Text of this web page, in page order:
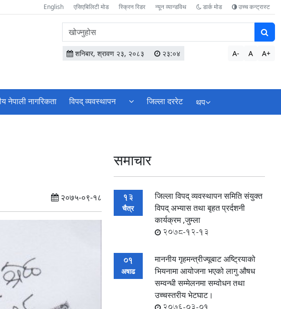
English एसिएबिलिटी मोड स्क्रिन रिडर न्यून व्यान्डविथ डार्क मोड उच्च कन्ट्रास्ट
वेबसाइटमा
सामग्री
खोज्नुहोस
शनिबार, श्रावण २३, २०८३ २३:०४ A- A A+
नेपाली नागरिकता विपद् व्यवस्थापन जिल्ला दररेट थप
२०७५-०९-१८
समाचार
13
चैत्र
जिल्ला विपद् व्यवस्थापन समिति संयुक्त
विपद् अभ्यास तथा बृहत प्रर्दशनी
कार्यक्रम ,जुम्ला
2078-12-13
01
अषाढ
माननीय गृहमन्त्रीज्यूबाट अष्ट्रियाको
भियनामा आयोजना भएको लागु ‌औषध
सम्वन्धी सम्मेलनमा सम्वोधन तथा
उच्चस्तरीय भेटघाट।